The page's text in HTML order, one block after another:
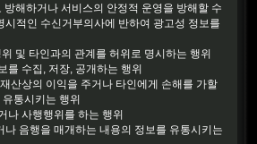
해하거나 서비스의 안정적 운영을 방해할 수
시적인 수신거부의사에 반하여 광고성 정보를
및 타인과의 관계를 허위로 명시하는 행위
를 수집, 저장, 공개하는 행위
산상의 이익을 주거나 타인에게 손해를 가할
통시키는 행위
나 사행행위를 하는 행위
나 음행을 매개하는 내용의 정보를 유통시키는